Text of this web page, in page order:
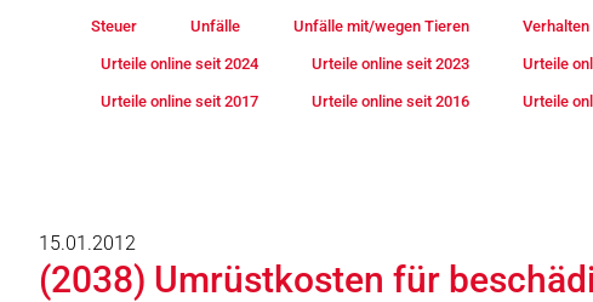
Steuer Unfälle Unfälle mit/wegen Tieren
Urteile online seit 2024 Urteile online seit 2023 Urteile
Urteile online seit 2017 Urteile online seit 2016 Urteile
15.01.2012
(2038) Umrüstkosten für